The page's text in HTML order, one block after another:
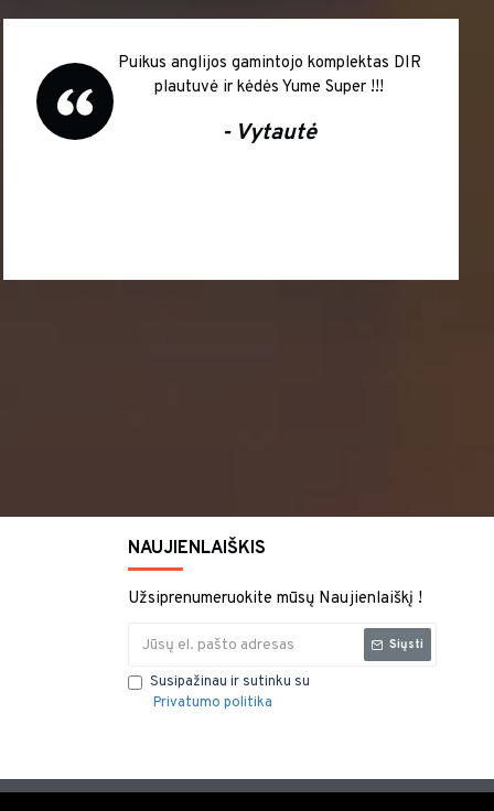
Puikus anglijos gamintojo komplektas DIR
plautuvė ir kėdės Yume Super !!!
- Vytautė
NAUJIENLAIŠKIS
Užsiprenumeruokite mūsų Naujienlaiškį !
Siųsti
Susipažinau ir sutinku su
Privatumo politika